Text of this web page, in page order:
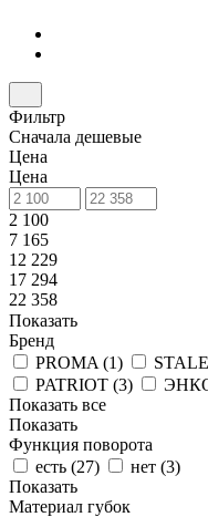
Фильтр
Сначала дешевые
Цена
Цена
2 100
7 165
12 229
17 294
22 358
Показать
Бренд
PROMA (1)
PATRIOT (3)
Показать все
Показать
Функция поворота
есть (27) нет (3)
Показать
Материал губок